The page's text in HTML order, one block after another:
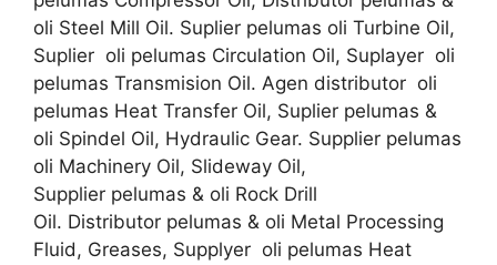
oli Steel Mill Oil. Suplier pelumas oli Turbine Oil,
Suplier oli pelumas Circulation Oil, Suplayer oli
pelumas Transmision Oil. Agen distributor oli
pelumas Heat Transfer Oil, Suplier pelumas &
oli Spindel Oil, Hydraulic Gear. Supplier pelumas
oli Machinery Oil, Slideway Oil,
Supplier pelumas & oli Rock Drill
Oil. Distributor pelumas & oli Metal Processing
Fluid, Greases, Supplyer oli pelumas Heat